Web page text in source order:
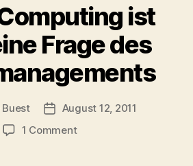
ist
Frage des
Buest
PostAugust 12, 2011
1 Commenton